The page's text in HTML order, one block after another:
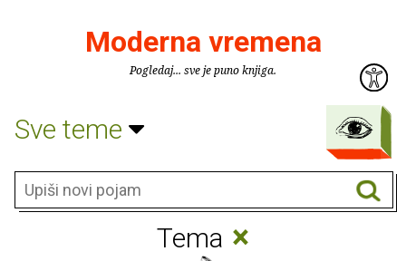
Moderna vremena
Pogledaj... sve je puno knjiga.
Sve teme
Tema ×